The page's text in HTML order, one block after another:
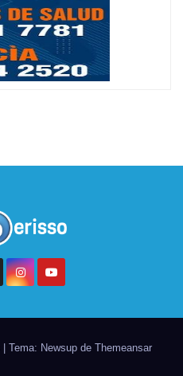
Tema: Newsup de Themeansar